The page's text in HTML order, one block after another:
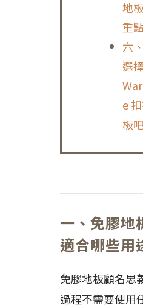
地
重
六
選
e
板
一、免膠地
適合哪些用
免膠地板顧名思
過程不需要使用